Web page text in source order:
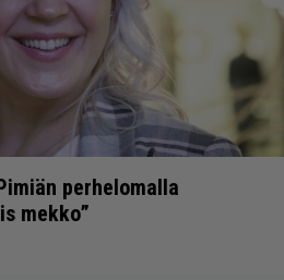
perhelomalla
mekko”